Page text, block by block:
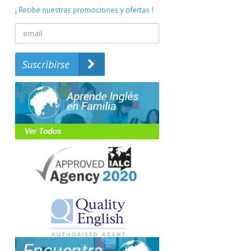
¡ Recibe nuestras promociones y ofertas !
Suscribirse